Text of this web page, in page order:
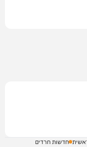
חדשות חרדים